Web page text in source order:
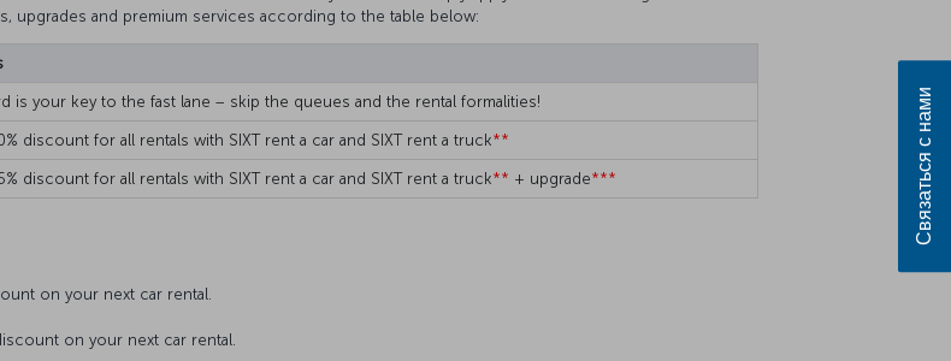
upgrades and premium services according to the table below:
is your key to the fast lane − skip the queues and the rental formalities!
discount for all rentals with SIXT rent a car and SIXT rent a truck**
discount for all rentals with SIXT rent a car and SIXT rent a truck** + upgrade***
on your next car rental.
on your next car rental.
Связаться с нами